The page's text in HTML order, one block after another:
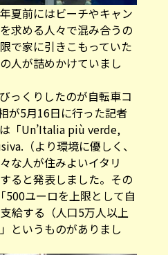
夏前にはビーチやキャン
求める人々で混み合うの
で家に引きこもっていた
人が詰めかけていまし
っくりしたのが自転車コ
が5月16日に行った記者
「Un’Italia più verde,
（より環境に優しく、
な人が住みよいイタリ
ると発表しました。その
500ユーロを上限として自
給する（人口5万人以上
というものがありまし